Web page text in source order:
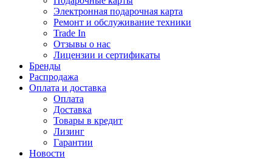
Электронная подарочная карта
Ремонт и обслуживание техники
Trade In
Отзывы о нас
Лицензии и сертификаты
Бренды
Распродажа
Оплата и доставка
Оплата
Доставка
Товары в кредит
Лизинг
Гарантии
Новости